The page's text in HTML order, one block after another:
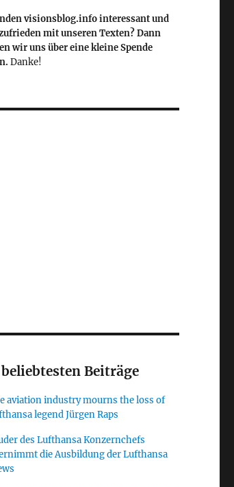
visionsblog.info interessant und
mit unseren Texten? Dann
wir uns über eine kleine Spende
Danke!
Beiträge
aviation industry mourns the loss of
legend Jürgen Raps
des Lufthansa Konzernchefs
die Ausbildung der Lufthansa